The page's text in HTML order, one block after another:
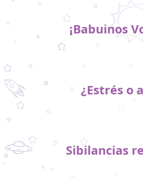
¡Babuinos
¿Estrés o
Sibilancias